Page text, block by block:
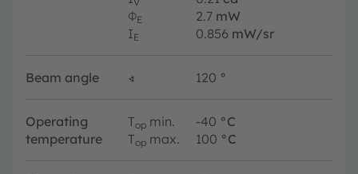
ΦE 2.7 mW
IE 0.856 mW/sr
Beam angle ∢ 120 °
Operating
temperature
Top min. -40 °C
Top max. 100 °C